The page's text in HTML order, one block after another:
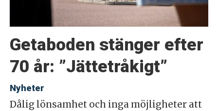
Getaboden stänger efter
70 år: ”Jättetråkigt”
Nyheter
Dålig lönsamhet och inga möjligheter att